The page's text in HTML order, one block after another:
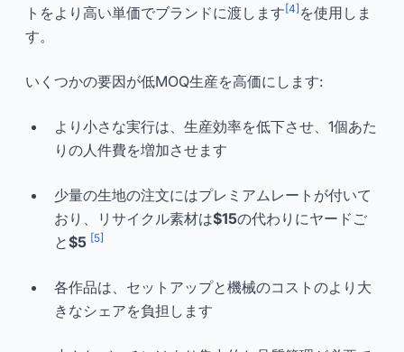
トをより高い単価でブランドに渡します [4] を使用しま
す。
いくつかの要因が低MOQ生産を高価にします:
より小さな実行は、生産効率を低下させ、1個あた
りの人件費を増加させます
少量の生地の注文にはプレミアムレートが付いて
おり、リサイクル素材は$15の代わりにヤードご
と$5 [5]
各作品は、セットアップと機械のコストのより大
きなシェアを負担します